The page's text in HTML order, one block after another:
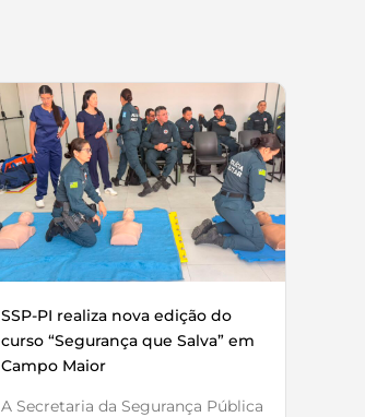
SSP-PI realiza nova edição do
curso “Segurança que Salva” em
Campo Maior
A Secretaria da Segurança Pública